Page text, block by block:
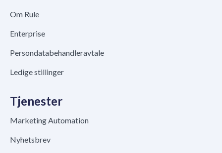
Om Rule
Enterprise
Persondatabehandleravtale
Ledige stillinger
Tjenester
Marketing Automation
Nyhetsbrev